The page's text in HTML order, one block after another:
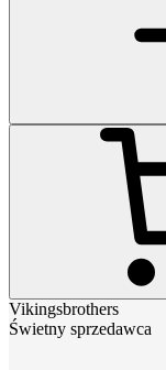
Vikingsbrothers
Świetny sprzedawca